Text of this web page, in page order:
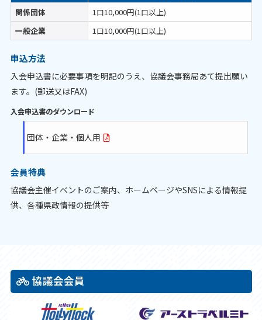
関係団体
1口10,000円(1口以上)
一般企業
1口10,000円(1口以上)
申込方法
入会申込書に必要事項を明記のうえ、協議会事務局あて提出願い
ます。(郵送又はFAX)
入会申込書のダウンロード
団体・企業・個人用
会員特典
協議会主催イベントのご案内、ホームページやSNSによる情報提
供、各種県政情報の提供等
協議会会員